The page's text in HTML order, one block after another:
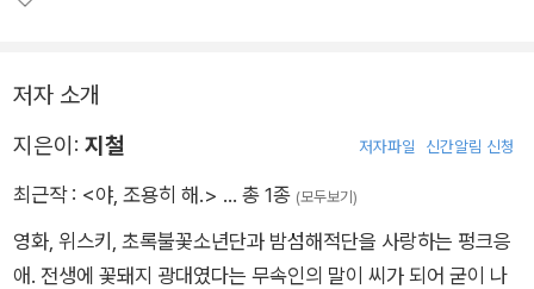
저자 소개
지은이: 지철 저자파일 신간알림 신청
최근작 : <야, 조용히 해.> … 총 1종 (모두보기)
영화, 위스키, 초록불꽃소년단과 밤섬해적단을 사랑하는 펑크응
애. 전생에 꽃돼지 광대였다는 무속인의 말이 씨가 되어 굳이 나